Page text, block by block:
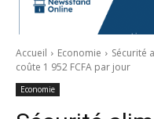
Accueil Economie
Sécurité
coûte 1 952 FCFA par jour
Economie